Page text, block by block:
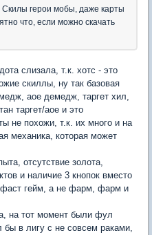
Скилы герои мобы, даже карты
что, если можно скачать
слизала, т.к. хотс - это
скиллы, ну так базовая
аое демедж, таргет хил,
таргет/аое и это
не похожи, т.к. их много и на
механика, которая может
отсутствие золота,
и наличие 3 кнопок вместо
гейм, а не фарм, фарм и
на тот момент были фул
в лигу с не совсем раками,